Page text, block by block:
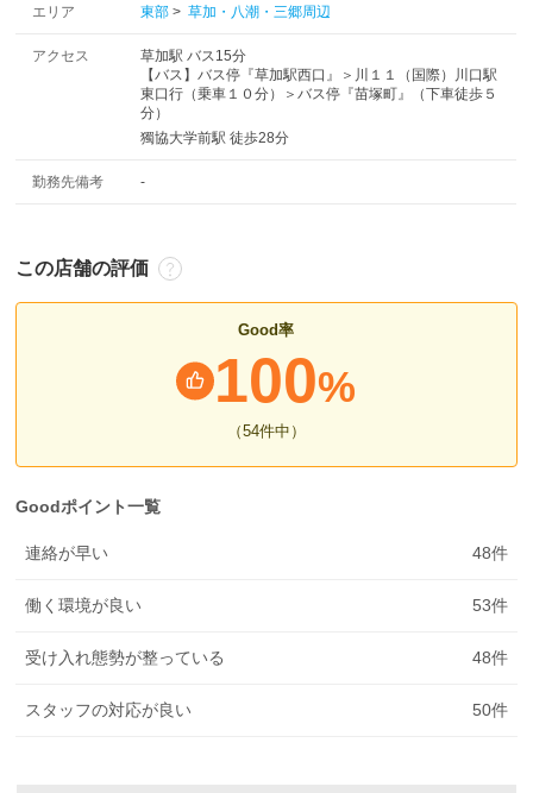
エリア 東部> 草加・八潮・三郷周辺
アクセス
草加駅 バス15分
【バス】バス停『草加駅西口』＞川１１（国際）川口駅
東口行（乗車１０分）＞バス停『苗塚町』（下車徒歩５
分）
獨協大学前駅 徒歩28分
勤務先備考 -
この店舗の評価
Good率
100%
（54件中 ）
Goodポイント一覧
連絡が早い 48件
働く環境が良い 53件
受け入れ態勢が整っている 48件
スタッフの対応が良い 50件